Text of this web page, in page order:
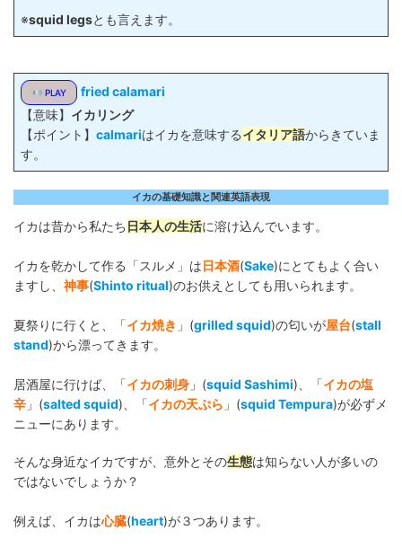
※squid legsとも言えます。
PLAY
fried calamari
【意味】 イカリング
【ポイント】 calmariはイカを意味するイタリア語からきていま
す。
イカの基礎知識と関連英語表現
イカは昔から私たち日本人の生活に溶け込んでいます。
イカを乾かして作る「スルメ」は日本酒(Sake)にとてもよく合い
ますし、 神事(Shinto ritual)のお供えとしても用いられます。
夏祭りに行くと、「イカ焼き 」(grilled squid)の匂いが屋台(stall
stand)から漂ってきます。
居酒屋に行けば、「イカの刺身 」(squid Sashimi)、「イカの塩
辛 」(salted squid)、「イカの天ぷら 」(squid Tempura)が必ずメ
ニューにあります。
そんな身近なイカですが、意外とその生態は知らない人が多いの
ではないでしょうか？
例えば、イカは心臓(heart)が３つあります。